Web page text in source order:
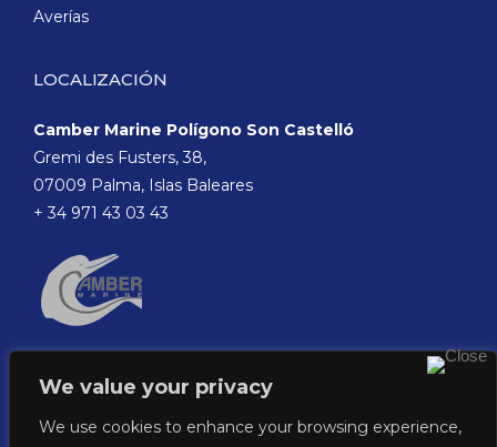
We value your privacy
We use cookies to enhance your browsing experience,
Averías
LOCALIZACIÓN
Camber Marine Polígono Son Castelló
Gremi des Fusters, 38,
07009 Palma, Islas Baleares
+ 34 971 43 03 43